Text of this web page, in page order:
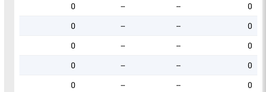
0
--
--
0
0
--
--
0
0
--
--
0
0
--
--
0
0
--
--
0